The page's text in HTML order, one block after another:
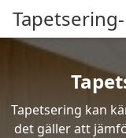
Tapetsering kan
det gäller att